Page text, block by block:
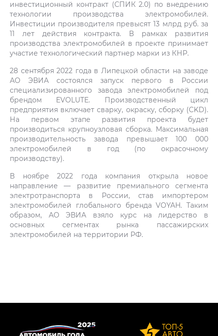
инвестиционный контракт (СПИК 2.0) по внедрению
технологии производства электромобилей.
Инвестиции производителя превысят 13 млрд руб. за
11 лет действия контракта. В рамках развития
производства электромобилей в проекте принимает
участие технологический партнер марки из КНР.
28 сентября 2022 года в Липецкой области на заводе
АО ЭВИА состоялся запуск первого в России
специализированного завода электромобилей под
брендом EVOLUTE. Производственный цикл
предприятия включает сварку, окраску, сборку (CKD).
На первом этапе развития проекта будет
производиться крупноузловая сборка. Максимальная
производительность завода превышает 100 000
электромобилей в год (по окрасочному
производству).
В ноябре 2022 года компания открыла новое
направление — развитие премиального сегмента
электротранспорта в России, став импортером
электромобилей глобального бренда VOYAH. Таким
образом, АО ЭВИА взяло курс на лидерство в
основных сегментах рынка пассажирских
электромобилей на территории РФ.